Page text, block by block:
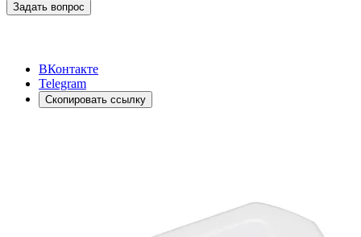
Задать вопрос
ВКонтакте
Telegram
Скопировать ссылку